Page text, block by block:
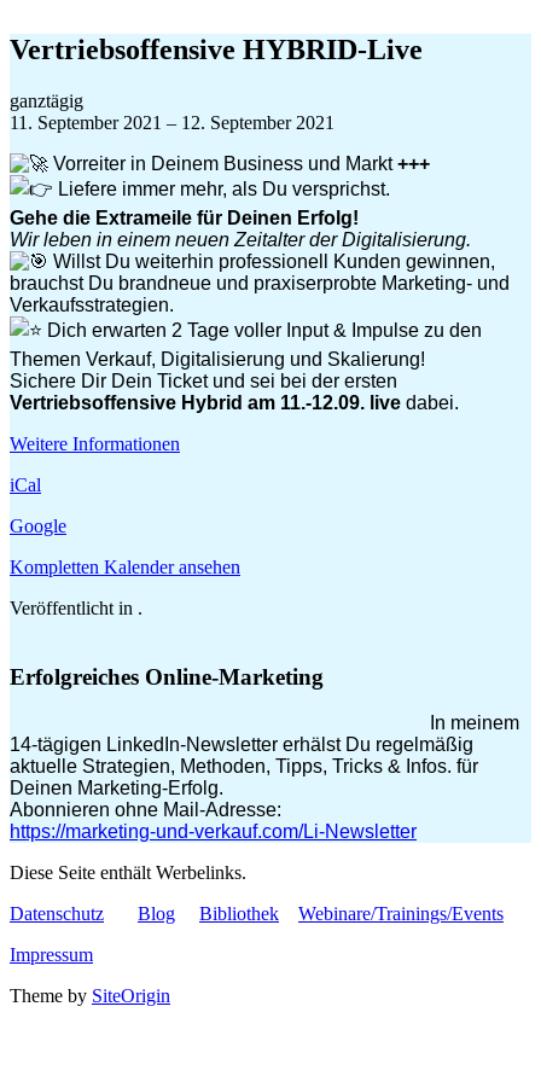
Inhalt
springen
Vertriebsoffensive HYBRID-Live
Vertriebsoffensive
HYBRID-
ganztägig
11. September 2021 – 12. September 2021
Vorreiter in Deinem Business und Markt+++
Liefere immer mehr, als Du versprichst.
Gehe die Extrameile für Deinen Erfolg!
Wir leben in einem neuen Zeitalter der Digitalisierung.
Willst Du weiterhin professionell Kunden gewinnen,
brauchst Du brandneue und praxiserprobte Marketing- und
Verkaufsstrategien.
Dich erwarten 2 Tage voller Input & Impulse zu den
Themen Verkauf, Digitalisierung und Skalierung!
Sichere Dir Dein Ticket und sei bei der ersten
Vertriebsoffensive Hybrid am 11.-12.09. live dabei.
Weitere Informationen
iCal
Google
Kompletten Kalender ansehen
Veröffentlicht in .
Erfolgreiches Online-Marketing
In meinem
14-tägigen LinkedIn-Newsletter erhälst Du regelmäßig
aktuelle Strategien, Methoden, Tipps, Tricks & Infos. für
Deinen Marketing-Erfolg.
Abonnieren ohne Mail-Adresse:
https://marketing-und-verkauf.com/Li-Newsletter
Diese Seite enthält Werbelinks.
Datenschutz
Blog Bibliothek
Webinare/Trainings/Events
Impressum
Theme by SiteOrigin